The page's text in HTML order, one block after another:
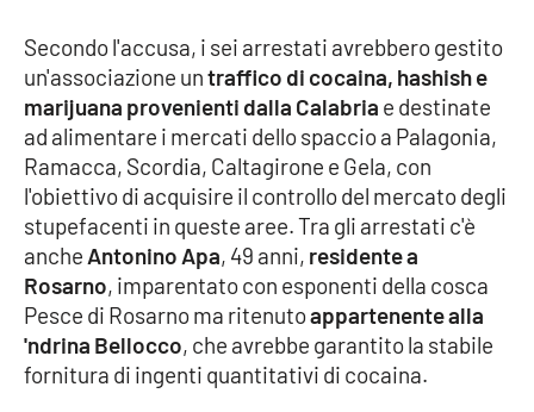
RUBRICHE
Good Morning Vietnam
Parchi Marini Calabria
Leggendo Alvaro insieme
Imprese Di Calabria
Le perfidie di Antonella Grippo
Secondo l'accusa, i sei arrestati avrebbero gestito
un'associazione untraffico di cocaina, hashish e
marijuana provenienti dalla Calabria e destinate
ad alimentare i mercati dello spaccio a Palagonia,
Ramacca, Scordia, Caltagirone e Gela, con
l'obiettivo di acquisire il controllo del mercato degli
stupefacenti in queste aree. Tra gli arrestati c'è
anche Antonino Apa, 49 anni, residente a
Rosarno, imparentato con esponenti della cosca
Pesce di Rosarno ma ritenutoappartenente alla
'ndrina Bellocco, che avrebbe garantito la stabile
fornitura di ingenti quantitativi di cocaina.